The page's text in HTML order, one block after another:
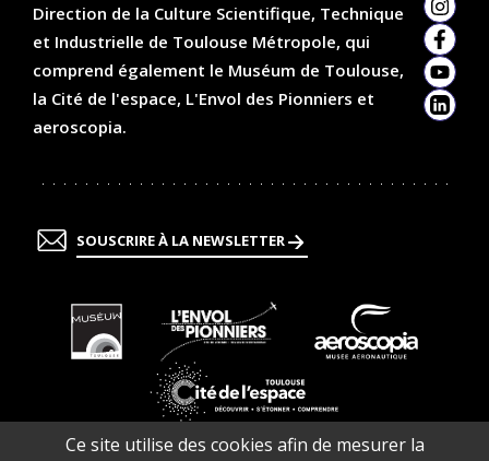
Ce site utilise des cookies afin de mesurer la
Direction de la Culture Scientifique, Technique
et Industrielle de Toulouse Métropole, qui
comprend également le Muséum de Toulouse,
la Cité de l'espace, L'Envol des Pionniers et
aeroscopia.
SOUSCRIRE À LA NEWSLETTER
plus
En
savoir
plus
plus
savoir